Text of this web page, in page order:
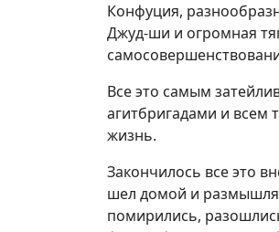
Конфуция,
Джуд-ши и огромная
Все это самым
агитбригадами и всем
жизнь.
Закончилось все это
шел домой и
помирились,